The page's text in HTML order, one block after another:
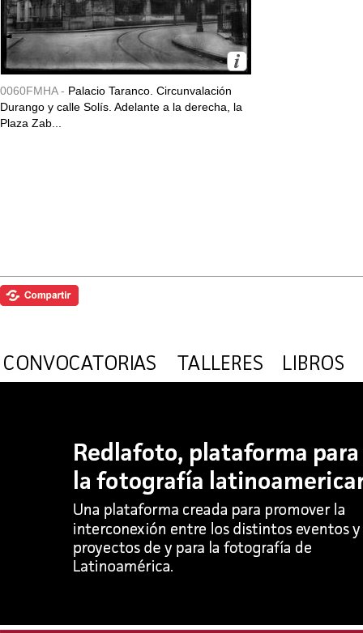
0060FMHA - Palacio Taranco. Circunvalación
Durango y calle Solís. Adelante a la derecha, la
Plaza Zab...